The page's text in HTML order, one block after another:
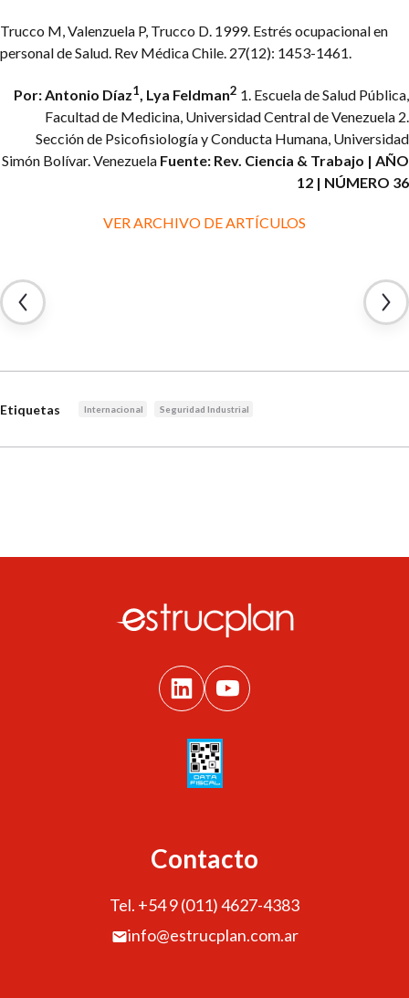
Trucco M, Valenzuela P, Trucco D. 1999. Estrés ocupacional en
personal de Salud. Rev Médica Chile. 27(12): 1453-1461.
Por: Antonio Díaz1, Lya Feldman2 1. Escuela de Salud Pública,
Facultad de Medicina, Universidad Central de Venezuela 2.
Sección de Psicofisiología y Conducta Humana, Universidad
Simón Bolívar. Venezuela Fuente: Rev. Ciencia & Trabajo | AÑO
12 | NÚMERO 36
VER ARCHIVO DE ARTÍCULOS
Etiquetas Internacional Seguridad Industrial
Contacto
Tel. +54 9 (011) 4627-4383
info@estrucplan.com.ar